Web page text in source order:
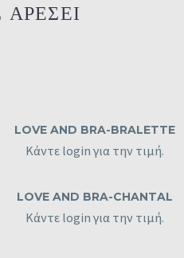
LOVE AND BRA-BRALETTE
Κάντε login για την τιμή.
LOVE AND BRA-CHANTAL
Κάντε login για την τιμή.